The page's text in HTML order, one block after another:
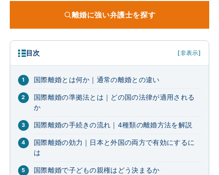
離婚に強い弁護士を探す
目次 [非表示]
国際離婚とは何か｜通常の離婚との違い
国際離婚の準拠法とは｜どの国の法律が適用される
か
国際離婚の手続きの流れ｜4種類の離婚方法を解説
国際離婚の効力｜日本と外国の両方で有効にするに
は
国際離婚で子どもの親権はどう決まるか